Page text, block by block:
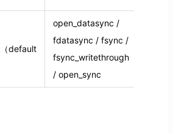
default
open_datasync /
fdatasync / fsync /
fsync_writethrough
/ open_sync